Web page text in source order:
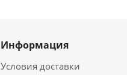
Информация
Условия доставки